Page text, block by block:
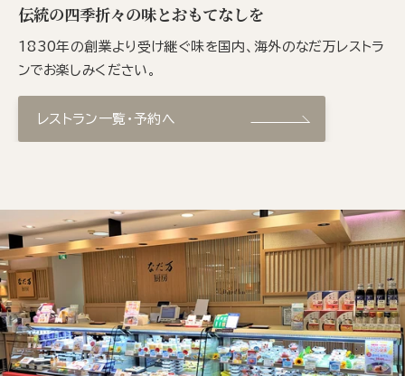
伝統の四季折々の味とおもてなしを
1830年の創業より受け継ぐ味を国内、海外のなだ万レストラ
ンでお楽しみください。
レストラン一覧・予約へ